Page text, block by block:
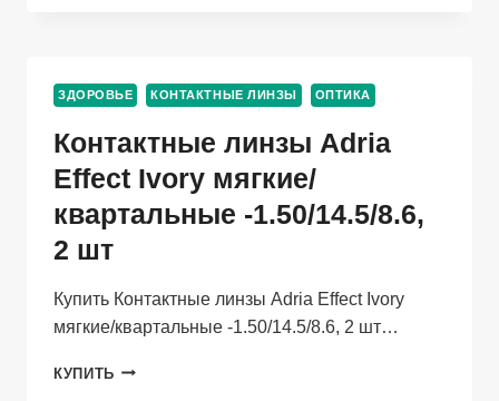
HYDRACLEAR
PLUS
ЛИНЗ
R
8,8
-2,00
ЗДОРОВЬЕ КОНТАКТНЫЕ ЛИНЗЫ ОПТИКА
Контактные линзы Adria
Effect Ivory мягкие/
квартальные -1.50/14.5/8.6,
2 шт
Купить Контактные линзы Adria Effect Ivory
мягкие/квартальные -1.50/14.5/8.6, 2 шт…
КУПИТЬ КОНТАКТНЫЕ